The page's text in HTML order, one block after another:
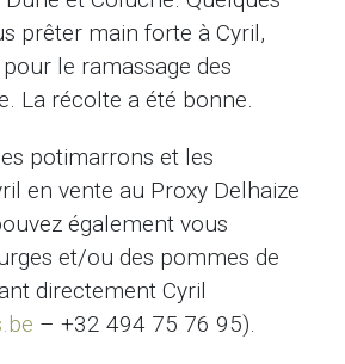
prêter main forte à Cyril,
le ramassage des
La récolte a été bonne.
potimarrons et les
en vente au Proxy Delhaize
également vous
et/ou des pommes de
directement Cyril
– +32 494 75 76 95).